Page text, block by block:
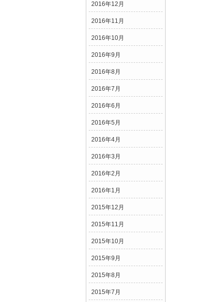
2016年12月
2016年11月
2016年10月
2016年9月
2016年8月
2016年7月
2016年6月
2016年5月
2016年4月
2016年3月
2016年2月
2016年1月
2015年12月
2015年11月
2015年10月
2015年9月
2015年8月
2015年7月